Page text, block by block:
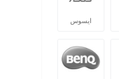
ایسوس